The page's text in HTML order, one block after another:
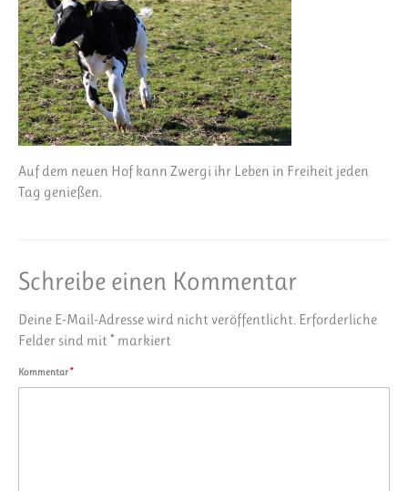
Auf dem neuen Hof kann Zwergi ihr Leben in Freiheit jeden
Tag genießen.
Schreibe einen Kommentar
Deine E-Mail-Adresse wird nicht veröffentlicht. Erforderliche
Felder sind mit * markiert
Kommentar*